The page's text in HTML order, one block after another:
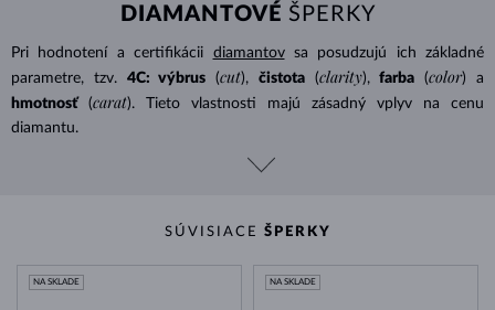
DIAMANTOVÉ ŠPERKY
Pri hodnotení a certifikácii diamantovsa posudzujú ich základné
parametre, tzv.
4C: výbrus (cut), čistota (clarity), farba (color) a
hmotnosť
(carat). Tieto vlastnosti majú zásadný vplyv na cenu
diamantu.
SÚVISIACE ŠPERKY
NA SKLADE NA SKLADE